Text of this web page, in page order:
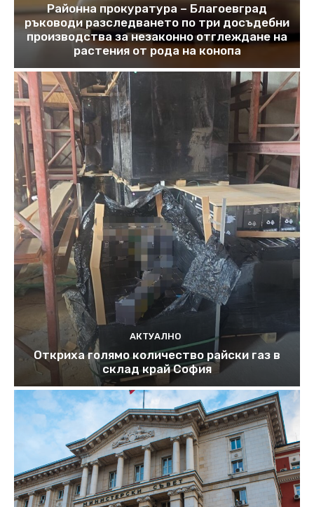
Районна прокуратура – Благоевград
ръководи разследването по три досъдебни
производства за незаконно отглеждане на
растения от рода на конопа
АКТУАЛНО
Откриха голямо количество райски газ в
склад край София